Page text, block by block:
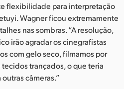
flexibilidade para interpretação
Wagner ficou extremamente
nas sombras. “A resolução,
irão agradar os cinegrafistas
com gelo seco, filmamos por
trançados, o que teria
câmeras.”